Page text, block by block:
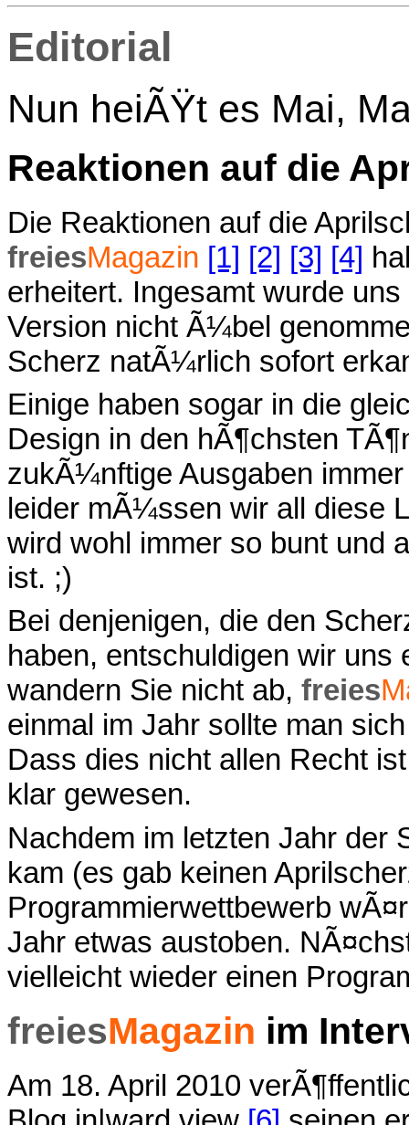
Editorial
Nun heiÃŸt es Mai,
Reaktionen auf die
Die Reaktionen auf die
freiesMagazin [1] [2] [3] [4]
erheitert. Ingesamt wurde
Version nicht Ã¼bel
Scherz natÃ¼rlich sofort
Einige haben sogar in die
Design in den hÃ¶chsten
zukÃ¼nftige Ausgaben
leider mÃ¼ssen wir all diese
wird wohl immer so bunt und
ist. ;)
Bei denjenigen, die den
haben, entschuldigen wir
wandern Sie nicht ab, freies
einmal im Jahr sollte man
Dass dies nicht allen Recht
klar gewesen.
Nachdem im letzten Jahr der
kam (es gab keinen
Programmierwettbewerb
Jahr etwas austoben.
vielleicht wieder einen
freiesMagazin im
Am 18. April 2010